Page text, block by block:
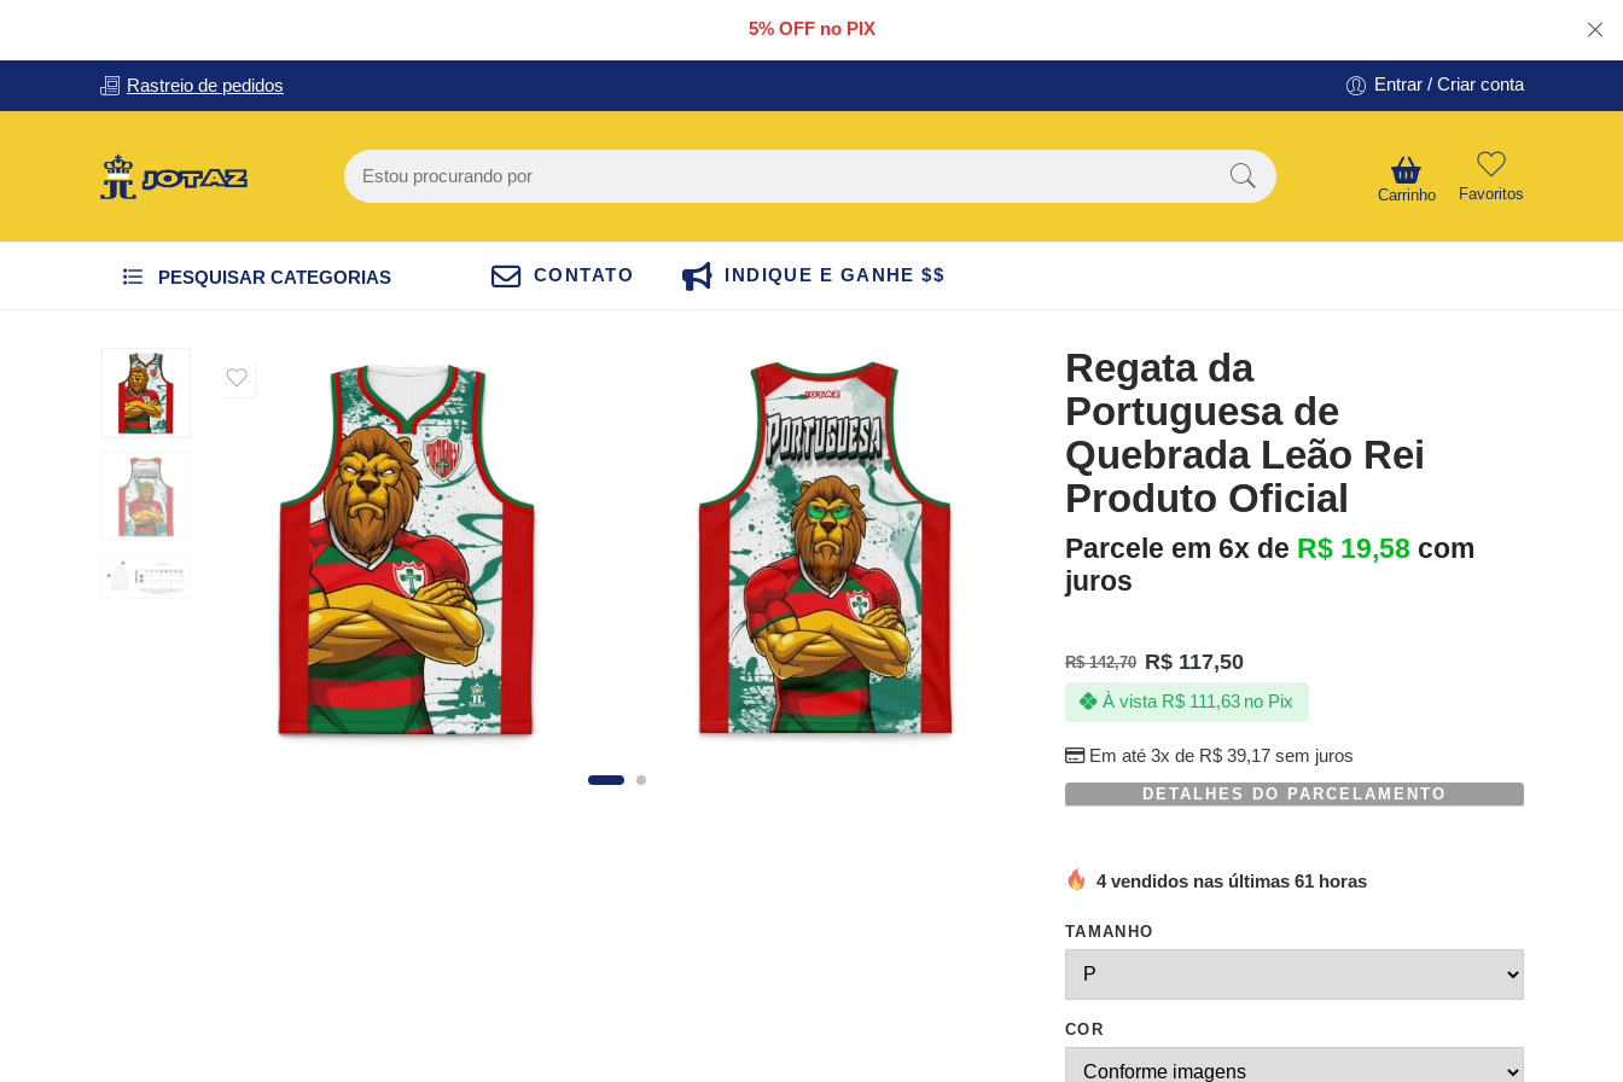
5% OFF no PIX
Rastreio de pedidos Entrar / Criar conta
Carrinho Favoritos
PESQUISAR CATEGORIAS CONTATO INDIQUE E GANHE $$
Regata da
Portuguesa de
Quebrada Leão Rei
Produto Oficial
Parcele em 6x de R$ 19,58 com
juros
R$142,70 R$ 117,50
Em até 3x de R$39,17sem juros
À vista R$111,63 no Pix
DETALHES DO PARCELAMENTO
4 vendidos nas últimas 61 horas
TAMANHO
COR